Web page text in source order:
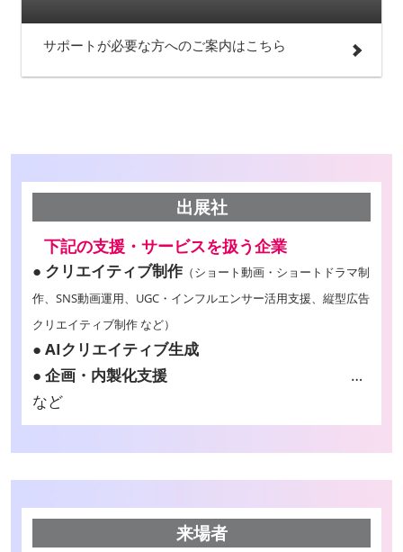
サポートが必要な方へのご案内はこちら
出展社
下記の支援・サービスを扱う企業
● クリエイティブ制作 （ショート動画・ショートドラマ制
作、SNS動画運用、UGC・インフルエンサー活用支援、縦型広告
クリエイティブ制作 など）
● AIクリエイティブ生成
● 企画・内製化支援
…
など
来場者